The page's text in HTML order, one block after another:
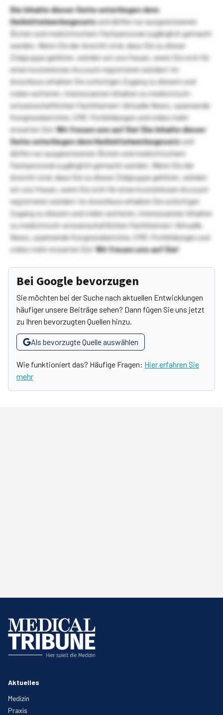
Die Inhalte dieser Seite unterliegen dem
Heilmittelwerbegesetzund dürfen nur ausgewiesenen
Ärzten und medizinischem Fachpersonal zugänglich gemacht
werden. Wenn Sie der Ansicht sind, dass Sie zu dieser
Zielgruppe gehören, würden wir uns freuen, wenn Sie sich für
einen kostenlosen Account registrieren würden! Im
Anschluss erhalten Sie sofortigen Zugang zu diesem und
vielen weiteren, interessanten Inhalten zu medizinisch-
wissenschaftlichen Fachthemen! Aktuelle News, spannende
Kongressberichte, CME-Fortbildungen und vieles mehr
erwarten Sie!Wir freuen uns auf Sie!Die Inhalte dieser
Seite unterliegen dem Heilmittelwerbegesetzund
dürfen nur ausgewiesenen Ärzten und medizinischem
Fachpersonal zugänglich gemacht werden. Wenn Sie der
Ansicht sind, dass Sie zu dieser Zielgruppe gehören, würden
wir uns freuen, wenn Sie sich für einen kostenlosen Account
registrieren würden! Im Anschluss erhalten Sie sofortigen
Zugang zu diesem und vielen weiteren, interessanten Inhalten
zu medizinisch-wissenschaftlichen Fachthemen! Aktuelle
News, spannende Kongressberichte, CME-Fortbildungen und
vieles mehr erwarten Sie!Wir freuen uns auf Sie!
Bei Google bevorzugen
Sie möchten bei der Suche nach aktuellen Entwicklungen
häufiger unsere Beiträge sehen? Dann fügen Sie uns jetzt
zu Ihren bevorzugten Quellen hinzu.
Als bevorzugte Quelle auswählen
Wie funktioniert das? Häufige Fragen: Hier erfahren Sie
mehr
Aktuelles
Medizin
Praxis